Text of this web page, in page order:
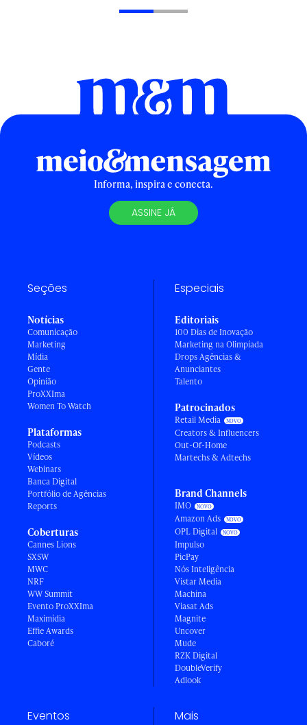
Informa, inspira e conecta.
ASSINE JÁ
Seções
Notícias
Comunicação
Marketing
Mídia
Gente
Opinião
ProXXIma
Women To Watch
Plataformas
Podcasts
Vídeos
Webinars
Banca Digital
Portfólio de Agências
Reports
Coberturas
Cannes Lions
SXSW
MWC
NRF
WW Summit
Evento ProXXIma
Maximídia
Effie Awards
Caboré
Especiais
Editoriais
100 Dias de Inovação
Marketing na Olimpíada
Drops Agências &
Anunciantes
Talento
Patrocinados
Retail Media
Creators & Influencers
Out-Of-Home
Martechs & Adtechs
Brand Channels
IMO
Amazon Ads
OPL Digital
Impulso
PicPay
Nós Inteligência
Vistar Media
Machina
Viasat Ads
Magnite
Uncover
Mude
RZK Digital
DoubleVerify
Adlook
Eventos Mais